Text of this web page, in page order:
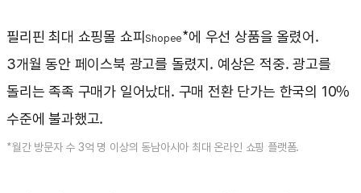
필리핀 최대 쇼핑몰 쇼피Shopee*에 우선 상품을 올렸어.
3개월 동안 페이스북 광고를 돌렸지. 예상은 적중. 광고를
돌리는 족족 구매가 일어났대. 구매 전환 단가는 한국의 10%
수준에 불과했고.
*월간 방문자 수 3억 명 이상의 동남아시아 최대 온라인 쇼핑 플랫폼.